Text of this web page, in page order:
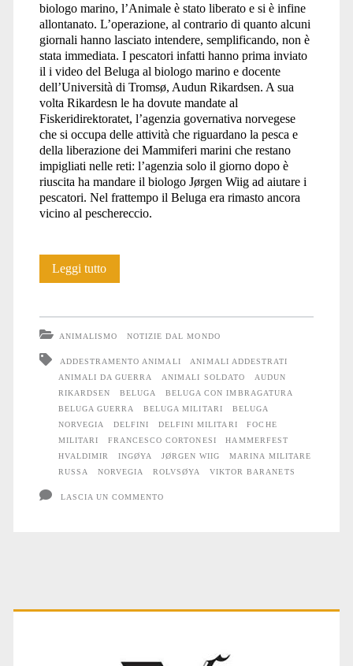
biologo marino, l’Animale è stato liberato e si è infine
allontanato. L’operazione, al contrario di quanto alcuni
giornali hanno lasciato intendere, semplificando, non è
stata immediata. I pescatori infatti hanno prima inviato
il i video del Beluga al biologo marino e docente
dell’Università di Tromsø, Audun Rikardsen. A sua
volta Rikardesn le ha dovute mandate al
Fiskeridirektoratet, l’agenzia governativa norvegese
che si occupa delle attività che riguardano la pesca e
della liberazione dei Mammiferi marini che restano
impigliati nelle reti: l’agenzia solo il giorno dopo è
riuscita ha mandare il biologo Jørgen Wiig ad aiutare i
pescatori. Nel frattempo il Beluga era rimasto ancora
vicino al peschereccio.
Leggi tuttoLa
“spia”
dei
russi
ANIMALISMO NOTIZIE DAL MONDO
ADDESTRAMENTO ANIMALI
ANIMALI ADDESTRATI
ANIMALI DA GUERRA
ANIMALI SOLDATO
AUDUN
RIKARDSEN
BELUGA
BELUGA CON IMBRAGATURA
BELUGA GUERRA
BELUGA MILITARI
BELUGA
NORVEGIA
DELFINI DELFINI MILITARI
FOCHE
MILITARI
FRANCESCO CORTONESI
HAMMERFEST
HVALDIMIR
INGØYA JØRGEN WIIG
MARINA MILITARE
RUSSA
NORVEGIA ROLVSØYA VIKTOR BARANETS
LASCIA UN COMMENTO
Primary